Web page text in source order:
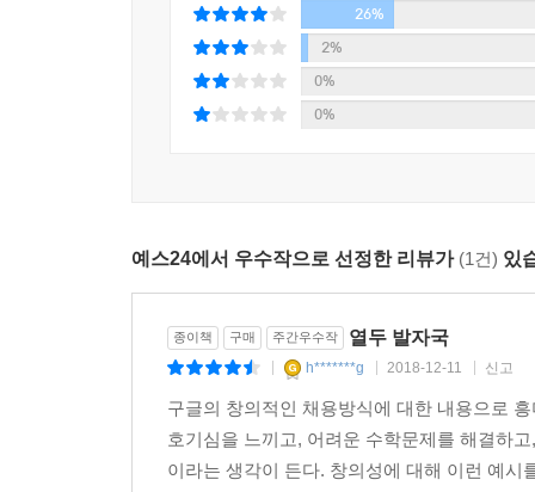
“호모 사피엔스가 지난 수만 년 동안 어떻게
버텨내고 있는지, 그럼에도 불구하고 결국 현명
발자국을 따라가다 보면 인간을 이해하고, 더 나
동시대인들은 이런 혁명의 기운을 어떻게 받아들
미래를 예측하고, 준비하는 일은 쉽지 않다. 예
못하는 일이 비일비재하다. 매일 새로운 기술이
이 책의 2부는 급변하는 과학기술의 최전선에서,
아직 오지 않은 세계를 상상하고 탐험하기 위해
스마트폰 이후 시장을 지배할 새로운 플랫폼은
26%
2%
0%
0%
예스24에서 우수작으로 선정한 리뷰가 (1건) 있
종이책 구매 주간우수작 열두 발자국
h*******g 2018-12-11 신고
구글의 창의적인 채용방식에 대한 내용으로
호기심을 느끼고, 어려운 수학문제를 해결하
이라는 생각이 든다. 창의성에 대해 이런 예